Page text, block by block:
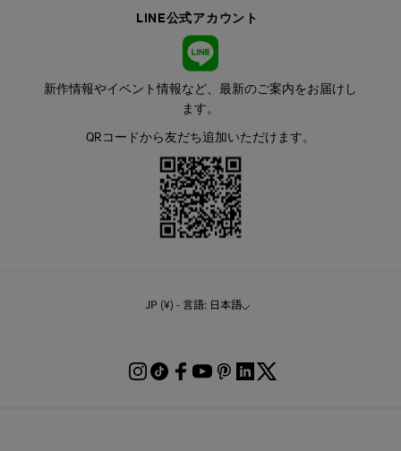
LINE公式アカウント
新作情報やイベント情報など、最新のご案内をお届けし
ます。
QRコードから友だち追加いただけます。
JP (¥) - 言語: 日本語